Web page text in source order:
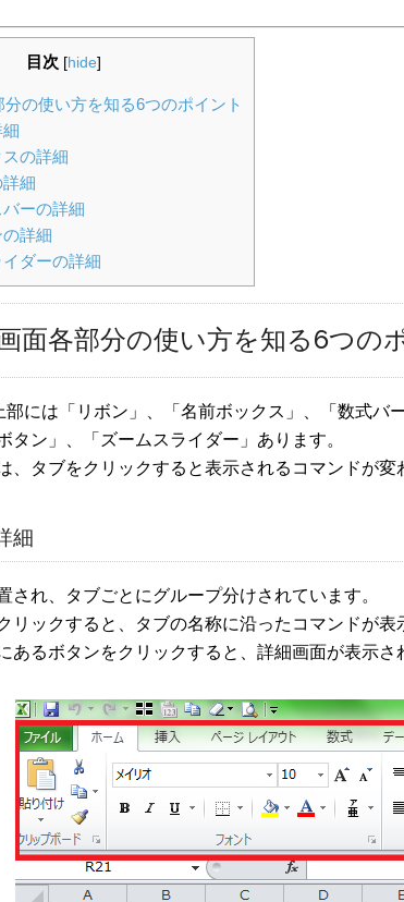
目次 [hide]
の使い方を知る6つのポイント
の詳細
細
ーの詳細
詳細
ダーの詳細
面各部分の使い方を知る6つの
部には「リボン」、「名前ボックス」、「数式バ
タン」、「ズームスライダー」あります。
、タブをクリックすると表示されるコマンドが変
細
され、タブごとにグループ分けされています。
リックすると、タブの名称に沿ったコマンドが表
あるボタンをクリックすると、詳細画面が表示さ